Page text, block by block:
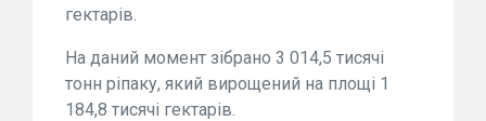
гектарів.
На даний момент зібрано 3 014,5 тисячі
тонн ріпаку, який вирощений на площі 1
184,8 тисячі гектарів.